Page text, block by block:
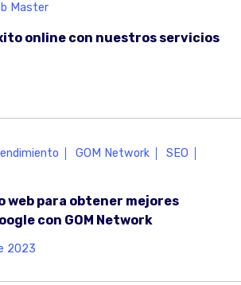
Master
online con nuestros servicios
GOM Network
SEO
web para obtener mejores
con GOM Network
2023